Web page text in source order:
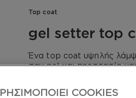
Top coat
gel setter top
Ένα top coat υψηλής
σαν gel και προστασία
COOKIES